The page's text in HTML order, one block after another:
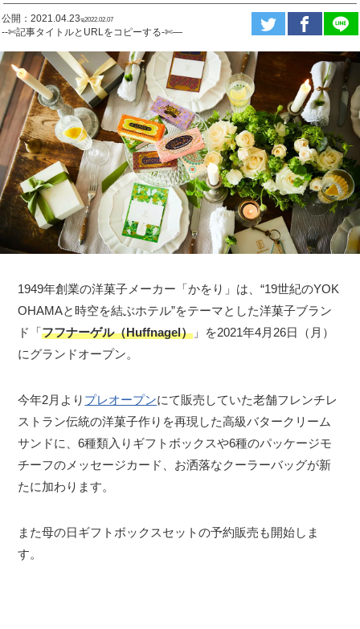
公開：2021.04.23ಇ2022.02.07
--✄記事タイトルとURLをコピーする-✄—
1949年創業の洋菓子メーカー「かをり」は、“19世紀のYOK
OHAMAと時空を結ぶホテル”をテーマとした洋菓子ブラン
ド「フフナーゲル（Huffnagel） 」を2021年4月26日（月）
にグランドオープン。
今年2月より プレオープンにて販売していた老舗フレンチレ
ストラン伝統の洋菓子作りを再現した高級バタークリーム
サンドに、6種類入りギフトボックスや6種のパッケージモ
チーフのメッセージカード、お洒落なクーラーバッグが新
たに加わります。
また母の日ギフトボックスセットの予約販売も開始しま
す。